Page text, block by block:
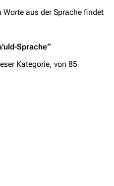
aus der Sprache findet
Sprache“
Kategorie, von 85